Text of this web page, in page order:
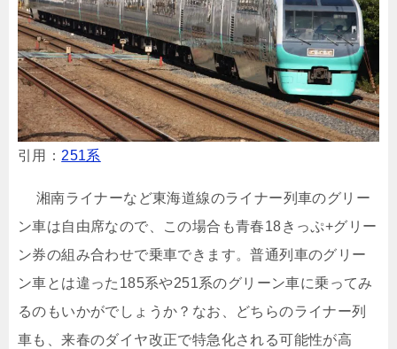
引用： 251系
湘南ライナーなど東海道線のライナー列車のグリー
ン車は自由席なので、この場合も青春18きっぷ+グリー
ン券の組み合わせで乗車できます。普通列車のグリー
ン車とは違った185系や251系のグリーン車に乗ってみ
るのもいかがでしょうか？なお、どちらのライナー列
車も、来春のダイヤ改正で特急化される可能性が高